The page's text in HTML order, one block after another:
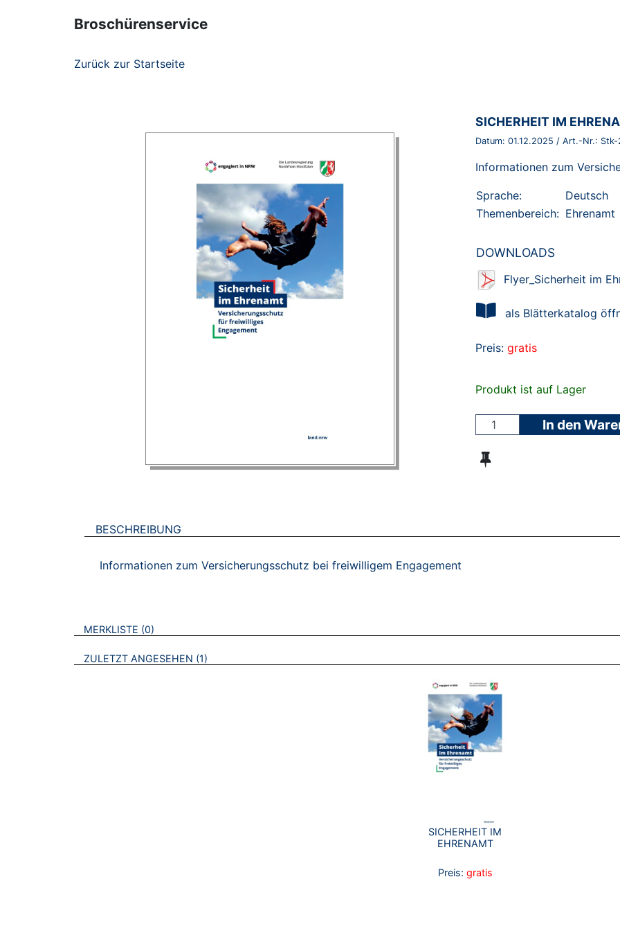
Broschürenservice
Zurück zur Startseite
BROSCHÜRE:
SICHERHEIT IM
Datum: 01.12.2025 / Art.-Nr.:
Informationen zum
Sprache:
Deutsch
Themenbereich: Ehrenamt
DOWNLOADS
Flyer_Sicherheit im
als Blätterkatalog
Preis: gratis
Produkt ist auf Lager
In den
BESCHREIBUNG
Informationen zum Versicherungsschutz bei freiwilligem Engagement
VERWEISE AUF VERMERKTE- ODER ZULETZT ANGESEHENE BROSCHÜREN
MERKLISTE 0
ZULETZT ANGESEHEN 1
SICHERHEIT IM
EHRENAMT
Preis: gratis